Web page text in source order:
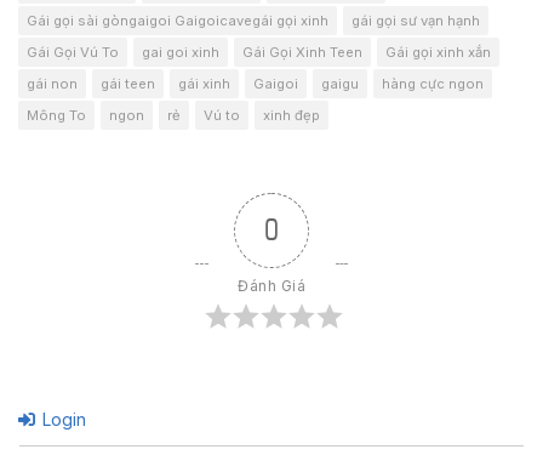
Gái gọi sài gòngaigoi Gaigoicavegái gọi xinh
gái gọi sư vạn hạnh
Gái Gọi Vú To
gai goi xinh Gái Gọi Xinh Teen
Gái gọi xinh xắn
gái non
gái teen gái xinh Gaigoi gaigu
hàng cực ngon
Mông To
ngon rẻ Vú to xinh đẹp
0
Đánh Giá
Login